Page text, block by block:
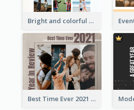
Bright and colorful Year in Review Photo Book
Best Time Ever 2021 Year in Review Photo Book